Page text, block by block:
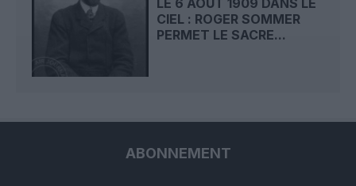
CIEL : ROGER SOMMER
PERMET LE SACRE...
ABONNEMENT